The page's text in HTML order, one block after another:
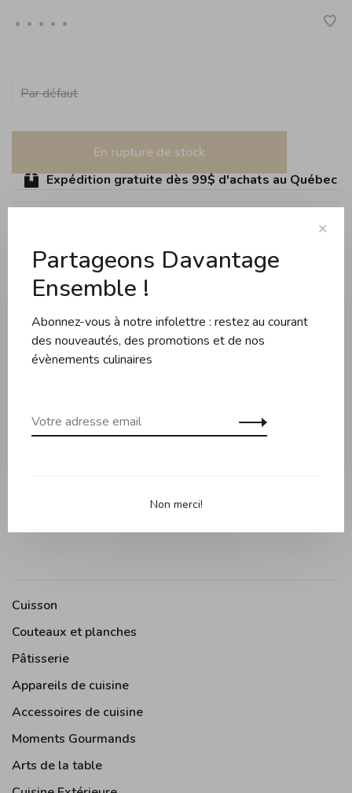
• • • • •
Par défaut
En rupture de stock
Expédition gratuite dès 99$ d'achats au Québec
Partager ce produit: Facebook Twitter
Évaluations
0 étoiles selon 0 avis
Cuisson
Couteaux et planches
Pâtisserie
Appareils de cuisine
Accessoires de cuisine
Moments Gourmands
Arts de la table
✕
Partageons Davantage
Ensemble !
Abonnez-vous à notre infolettre : restez au courant
des nouveautés, des promotions et de nos
évènements culinaires
Non merci!